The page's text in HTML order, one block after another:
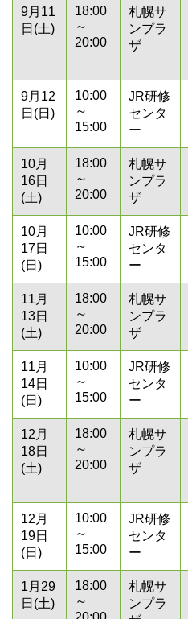
9月11
日(土)
18:00
～
20:00
札幌サ
ンプラ
ザ
9月12
日(日)
10:00
～
15:00
JR研修
センタ
ー
10月
16日
(土)
18:00
～
20:00
札幌サ
ンプラ
ザ
10月
17日
(日)
10:00
～
15:00
JR研修
センタ
ー
11月
13日
(土)
18:00
～
20:00
札幌サ
ンプラ
ザ
11月
14日
(日)
10:00
～
15:00
JR研修
センタ
ー
12月
18日
(土)
18:00
～
20:00
札幌サ
ンプラ
ザ
12月
19日
(日)
10:00
～
15:00
JR研修
センタ
ー
1月29
日(土)
18:00
～
札幌サ
ンプラ